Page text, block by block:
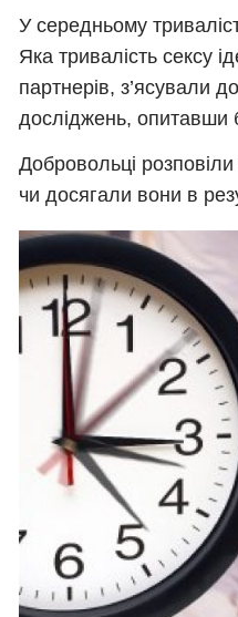
У середньому
Яка тривалість сексу
партнерів, з’ясували
досліджень, опитавши
Добровольці
чи досягали вони в